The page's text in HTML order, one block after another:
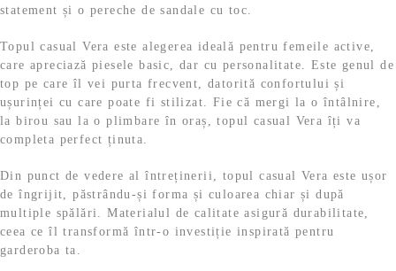
statement și o pereche de sandale cu toc.
Topul casual Vera este alegerea ideală pentru femeile active,
care apreciază piesele basic, dar cu personalitate. Este genul de
top pe care îl vei purta frecvent, datorită confortului și
ușurinței cu care poate fi stilizat. Fie că mergi la o întâlnire,
la birou sau la o plimbare în oraș, topul casual Vera îți va
completa perfect ținuta.
Din punct de vedere al întreținerii, topul casual Vera este ușor
de îngrijit, păstrându-și forma și culoarea chiar și după
multiple spălări. Materialul de calitate asigură durabilitate,
ceea ce îl transformă într-o investiție inspirată pentru
garderoba ta.